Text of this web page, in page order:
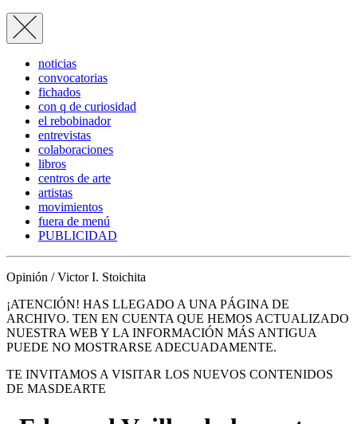
noticias
convocatorias
fichados
con q de curiosidad
el rebobinador
entrevistas
colaboraciones
libros
centros de arte
artistas
movimientos
fuera de menú
PUBLICIDAD
Opinión / Victor I. Stoichita
¡ATENCIÓN! HAS LLEGADO A UNA PÁGINA DE
ARCHIVO. TEN EN CUENTA QUE HEMOS ACTUALIZADO
NUESTRA WEB Y LA INFORMACIÓN MÁS ANTIGUA
PUEDE NO MOSTRARSE ADECUADAMENTE.
TE INVITAMOS A VISITAR LOS NUEVOS CONTENIDOS
DE MASDEARTE